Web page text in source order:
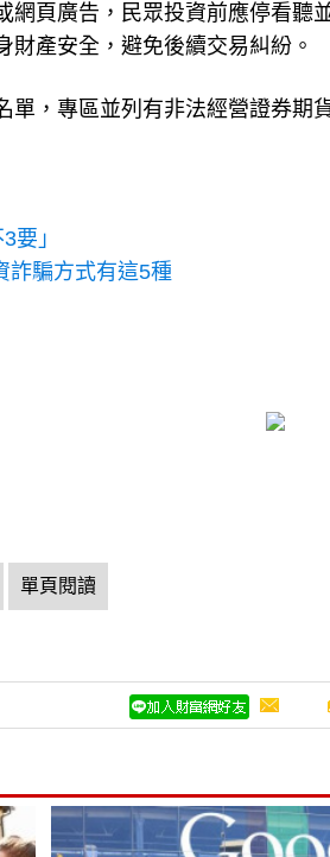
網頁廣告，民眾投資前應停看聽
產安全，避免後續交易糾紛。
單，專區並列有非法經營證券期
要」
詐騙方式有這5種
單頁閱讀